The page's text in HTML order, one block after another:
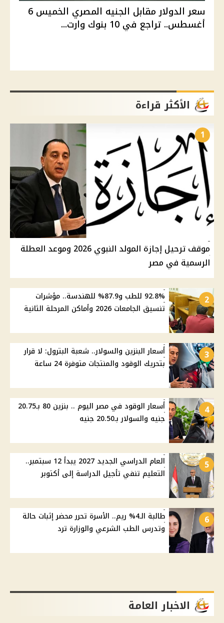
سعر الدولار مقابل الجنيه المصري الخميس 6
أغسطس.. تراجع في 10 بنوك وارت...
الأكثر قراءة
1
موقف ترحيل إجازة المولد النبوي 2026 وموعد العطلة
الرسمية في مصر
2
92.8% للطب و87.9% للهندسة.. مؤشرات
تنسيق الجامعات 2026 وأماكن المرحلة الثانية
3
أسعار البنزين والسولار.. شعبة البترول: لا قرار
بتحريك الوقود والمنتجات متوفرة 24 ساعة
4
أسعار الوقود في مصر اليوم .. بنزين 80 بـ20.75
جنيه والسولار بـ20.50 جنيه
5
العام الدراسي الجديد 2027 يبدأ 12 سبتمبر..
التعليم تنفي تأجيل الدراسة إلى أكتوبر
6
طالبة الـ4% ريم.. الأسرة تحرر محضر إثبات حالة
وتدرس الطب الشرعي والوزارة ترد
الاخبار العامة